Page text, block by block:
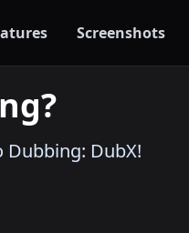
Screenshots
Dubbing: DubX!